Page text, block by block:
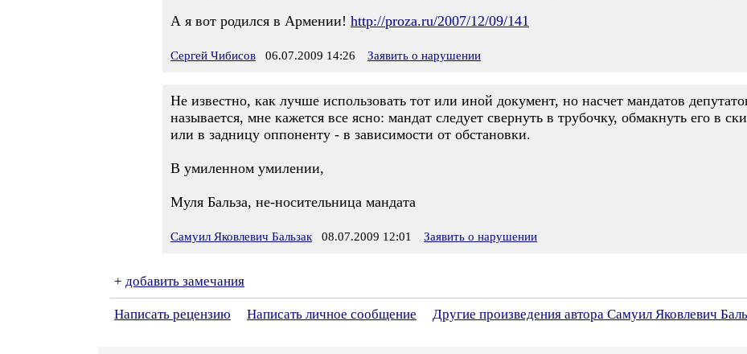
А я вот родился в Армении! http://proza.ru/2007/12/09/141
Сергей Чибисов 06.07.2009 14:26 Заявить о нарушении
Не известно, как лучше использовать тот или иной документ, но насчет мандатов
называется, мне кажется все ясно: мандат следует свернуть в трубочку, обмакнуть его в
или в задницу оппоненту - в зависимости от обстановки.
В умиленном умилении,
Муля Бальза, не-носительница мандата
Самуил Яковлевич Бальзак 08.07.2009 12:01 Заявить о нарушении
+ добавить замечания
Написать рецензию Написать личное сообщение Другие произведения автора Самуил Яковлевич